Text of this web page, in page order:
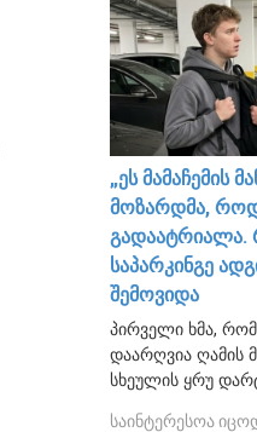
„ეს მამაჩემის
მოზარდმა,
გადაატრიალა.
საპარკინგე
შემოვიდა
პირველი ხმა,
დაარღვია ღამის
სხეულის ყრუ
საინტერესოა